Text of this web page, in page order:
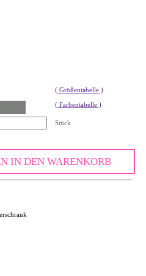
( Größentabelle )
( Farbentabelle )
Stück
IN DEN WARENKORB